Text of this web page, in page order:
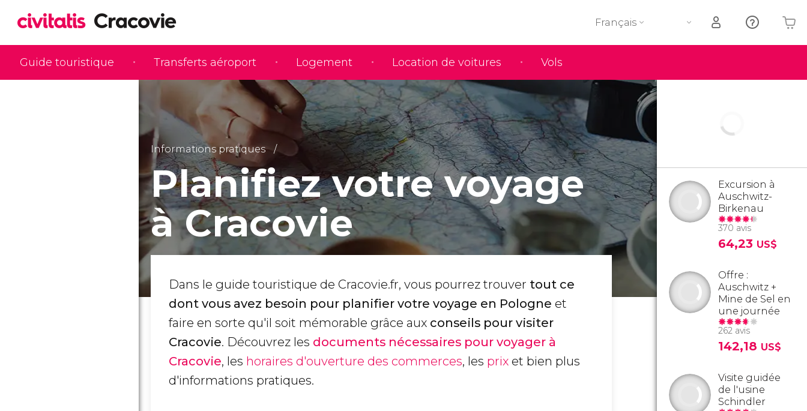
Guide touristique Transferts aéroport Logement Location de voitures Vols
Français
Informations pratiques
Planifiez votre voyage
à Cracovie
Dans le guide touristique de Cracovie.fr, vous pourrez trouver tout ce
dont vous avez besoin pour planifier votre voyage en Pologne et
faire en sorte qu'il soit mémorable grâce aux conseils pour visiter
Cracovie. Découvrez les documents nécessaires pour voyager à
Cracovie, les horaires d'ouverture des commerces, les prix et bien plus
d'informations pratiques.
Excursion à
Auschwitz-
Birkenau
370 avis
64,23 US$
Offre :
Auschwitz +
Mine de Sel en
une journée
262 avis
142,18 US$
Visite guidée
de l'usine
Schindler